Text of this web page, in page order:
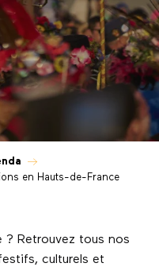
en Hauts-de-France
? Retrouvez tous nos
culturels et